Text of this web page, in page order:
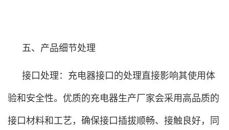
五、产品细节处理
接口处理：充电器接口的处理直接影响其使用体
验和安全性。优质的充电器生产厂家会采用高品质的
接口材料和工艺，确保接口插拔顺畅、接触良好，同